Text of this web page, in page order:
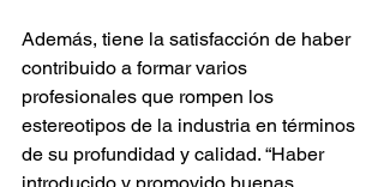
Además, tiene la satisfacción de haber
contribuido a formar varios
profesionales que rompen los
estereotipos de la industria en términos
de su profundidad y calidad. “Haber